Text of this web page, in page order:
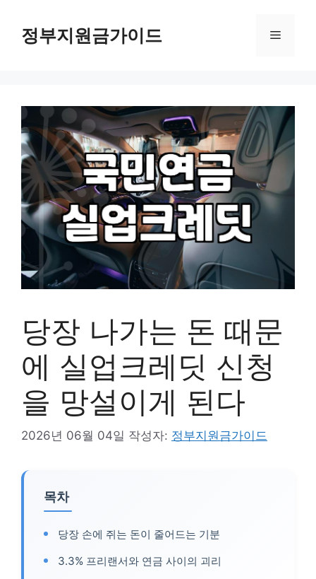
정부지원금가이드 메
당장 나가는 돈 때문
에 실업크레딧 신청
을 망설이게 된다
2026년 06월 04일 작성자: 정부지원금가이드
목차
당장 손에 쥐는 돈이 줄어드는 기분
3.3% 프리랜서와 연금 사이의 괴리